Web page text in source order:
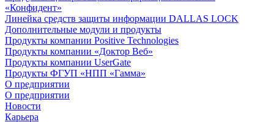
«Конфидент»
Линейка средств защиты информации DALLAS LOCK
Дополнительные модули и продукты
Продукты компании Positive Technologies
Продукты компании «Доктор Веб»
Продукты компании UserGate
Продукты ФГУП «НПП «Гамма»
О предприятии
О предприятии
Новости
Карьера